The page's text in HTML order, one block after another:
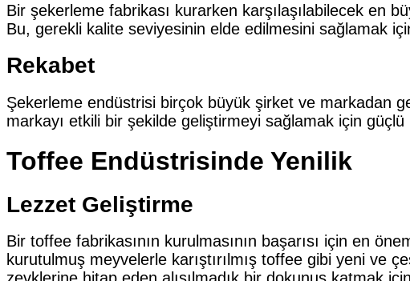
Bir şekerleme fabrikası kurarken karşılaşılabilecek en
Bu, gerekli kalite seviyesinin elde edilmesini sağlamak
Rekabet
Şekerleme endüstrisi birçok büyük şirket ve markadan
markayı etkili bir şekilde geliştirmeyi sağlamak için güçlü
Toffee Endüstrisinde Yenilik
Lezzet Geliştirme
Bir toffee fabrikasının kurulmasının başarısı için en
kurutulmuş meyvelerle karıştırılmış toffee gibi yeni ve